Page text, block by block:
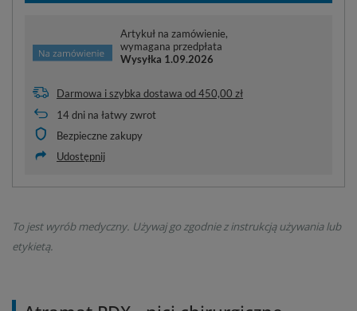
Artykuł na zamówienie,
wymagana przedpłata
Wysyłka 1.09.2026
Darmowa i szybka dostawa od450,00 zł
14dni na łatwy zwrot
Bezpieczne zakupy
Udostępnij
To jest wyrób medyczny. Używaj go zgodnie z instrukcją używania lub
etykietą.